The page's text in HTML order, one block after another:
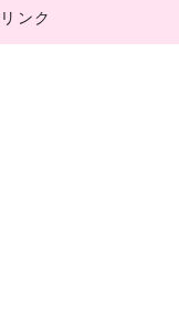
ンク